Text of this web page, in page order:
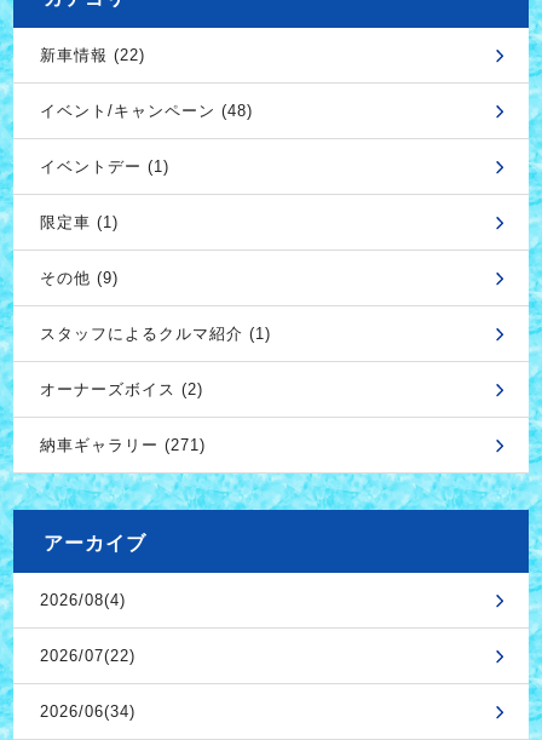
新車情報 (22)
イベント/キャンペーン (48)
イベントデー (1)
限定車 (1)
その他 (9)
スタッフによるクルマ紹介 (1)
オーナーズボイス (2)
納車ギャラリー (271)
アーカイブ
2026/08(4)
2026/07(22)
2026/06(34)